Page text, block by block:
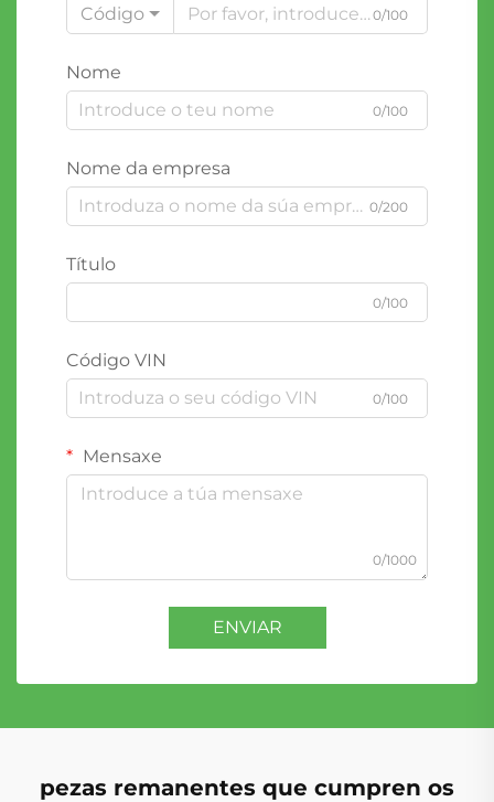
Código
0/100
Nome
0/100
Nome da empresa
0/200
Título
0/100
Código VIN
0/100
Mensaxe
0/1000
ENVIAR
pezas remanentes que cumpren os